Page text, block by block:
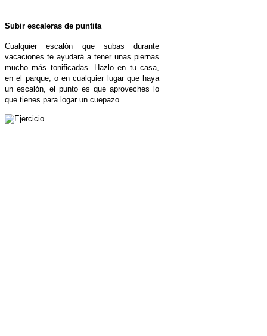
Subir escaleras de puntita
Cualquier escalón que subas durante
vacaciones te ayudará a tener unas piernas
mucho más tonificadas. Hazlo en tu casa,
en el parque, o en cualquier lugar que haya
un escalón, el punto es que aproveches lo
que tienes para logar un cuepazo.